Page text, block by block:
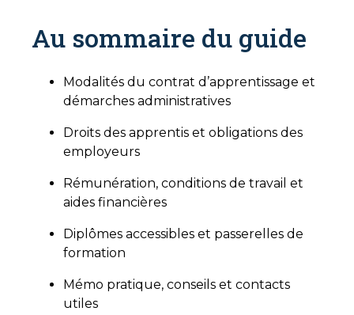
Au sommaire du guide
Modalités du contrat d’apprentissage et
démarches administratives
Droits des apprentis et obligations des
employeurs
Rémunération, conditions de travail et
aides financières
Diplômes accessibles et passerelles de
formation
Mémo pratique, conseils et contacts
utiles